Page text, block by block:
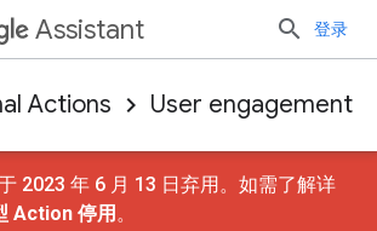
Assistant 登录
Actions User engagement
2023 年 6 月 13 日弃用。如需了解详
Action 停用 。